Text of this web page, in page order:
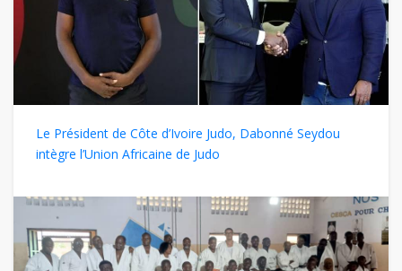
Le Président de Côte d’Ivoire Judo, Dabonné Seydou
intègre l’Union Africaine de Judo